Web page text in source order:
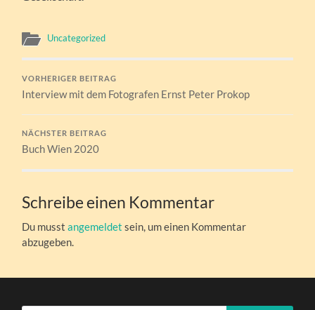
Uncategorized
VORHERIGER BEITRAG
Interview mit dem Fotografen Ernst Peter Prokop
NÄCHSTER BEITRAG
Buch Wien 2020
Schreibe einen Kommentar
Du musstangemeldet sein, um einen Kommentar
abzugeben.